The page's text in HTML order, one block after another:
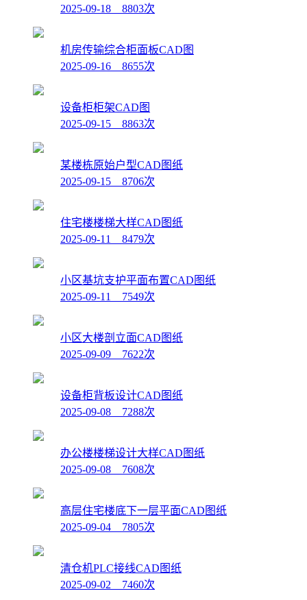
2025-09-18 8803次
机房传输综合柜面板CAD图
2025-09-16 8655次
设备柜柜架CAD图
2025-09-15 8863次
某楼栋原始户型CAD图纸
2025-09-15 8706次
住宅楼楼梯大样CAD图纸
2025-09-11 8479次
小区基坑支护平面布置CAD图纸
2025-09-11 7549次
小区大楼剖立面CAD图纸
2025-09-09 7622次
设备柜背板设计CAD图纸
2025-09-08 7288次
办公楼楼梯设计大样CAD图纸
2025-09-08 7608次
高层住宅楼底下一层平面CAD图纸
2025-09-04 7805次
清仓机PLC接线CAD图纸
2025-09-02 7460次